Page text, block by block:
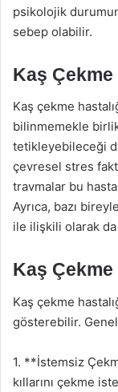
psikolojik
sebep olabilir.
Kaş Çekme
Kaş çekme
bilinmemekle
tetikleyebileceği
çevresel stres
travmalar bu
Ayrıca, bazı
ile ilişkili olarak
Kaş Çekme
Kaş çekme
gösterebilir.
1. **İstemsiz
kıllarını çekme